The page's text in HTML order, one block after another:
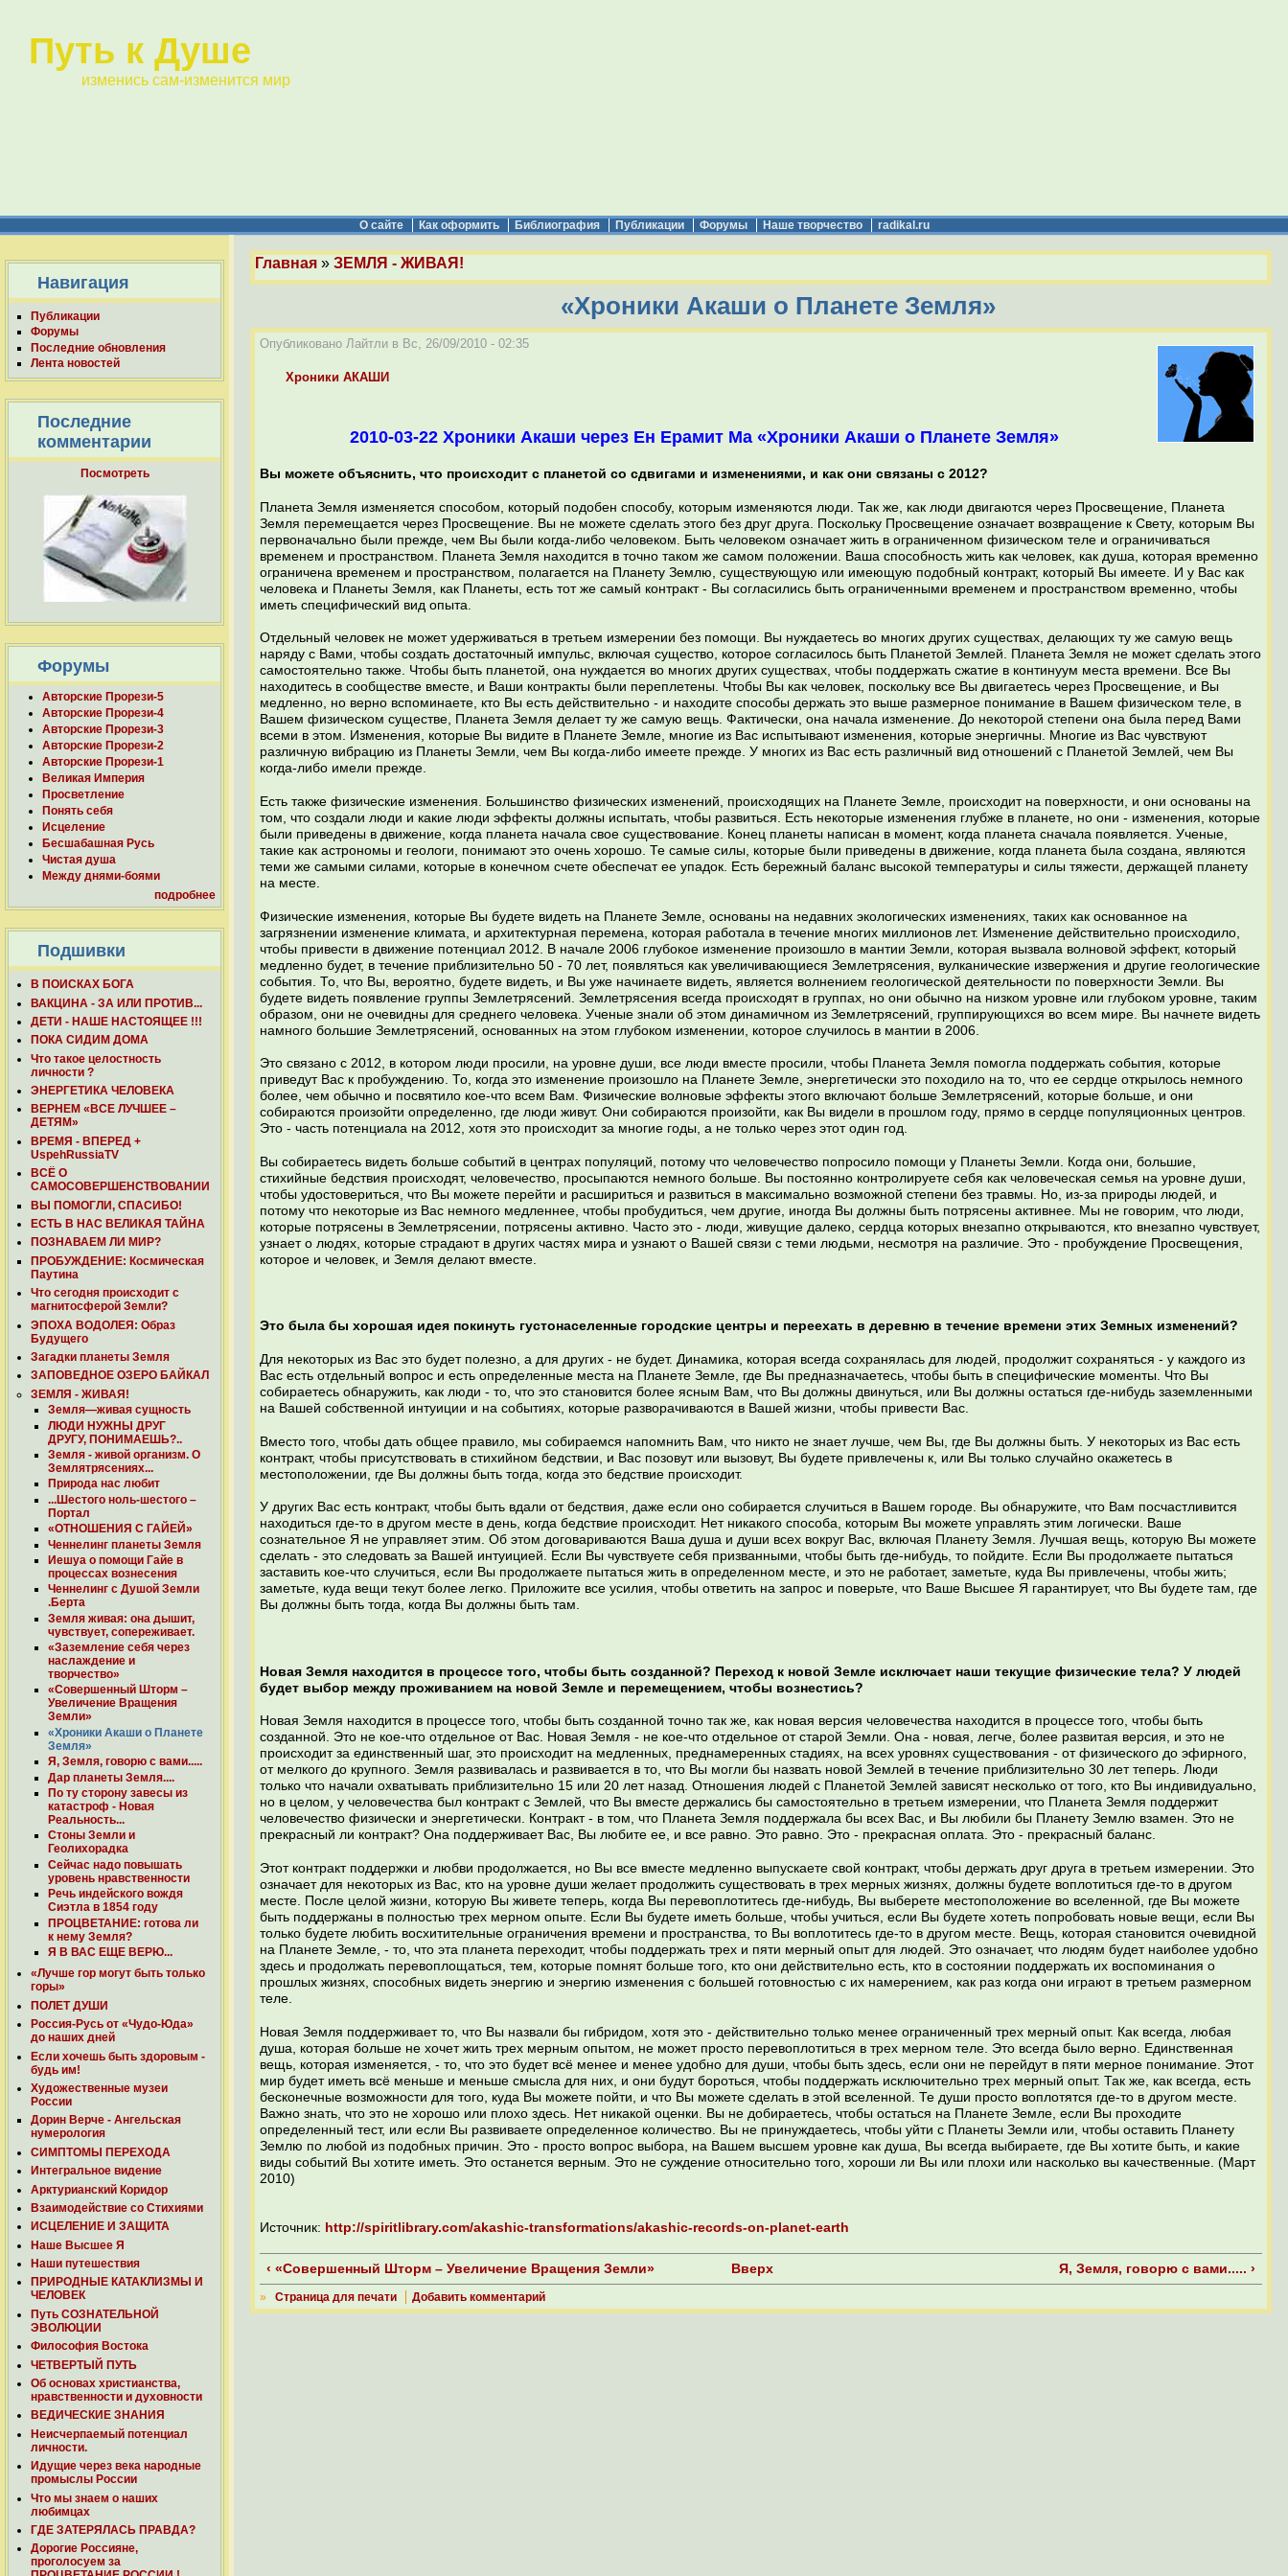
Путь к Душе
изменись сам-изменится мир
О сайте Как оформить Библиография Публикации Форумы Наше творчество radikal.ru
Навигация
Публикации
Форумы
Последние обновления
Лента новостей
Последние
комментарии
Посмотреть
Форумы
Авторские Прорези-5
Авторские Прорези-4
Авторские Прорези-3
Авторские Прорези-2
Авторские Прорези-1
Великая Империя
Просветление
Понять себя
Исцеление
Бесшабашная Русь
Чистая душа
Между днями-боями
подробнее
Подшивки
В ПОИСКАХ БОГА
ВАКЦИНА - ЗА ИЛИ ПРОТИВ...
ДЕТИ - НАШЕ НАСТОЯЩЕЕ !!!
ПОКА СИДИМ ДОМА
Что такое целостность
личности ?
ЭНЕРГЕТИКА ЧЕЛОВЕКА
ВЕРНЕМ «ВСЕ ЛУЧШЕЕ –
ДЕТЯМ»
ВРЕМЯ - ВПЕРЕД +
UspehRussiaTV
ВСЁ О
САМОСОВЕРШЕНСТВОВАНИИ
ВЫ ПОМОГЛИ, СПАСИБО!
ЕСТЬ В НАС ВЕЛИКАЯ ТАЙНА
ПОЗНАВАЕМ ЛИ МИР?
ПРОБУЖДЕНИЕ: Космическая
Паутина
Что сегодня происходит с
магнитосферой Земли?
ЭПОХА ВОДОЛЕЯ: Образ
Будущего
Загадки планеты Земля
ЗАПОВЕДНОЕ ОЗЕРО БАЙКАЛ
ЗЕМЛЯ - ЖИВАЯ!
Земля—живая сущность
ЛЮДИ НУЖНЫ ДРУГ
ДРУГУ, ПОНИМАЕШЬ?..
Земля - живой организм. О
Землятрясениях...
Природа нас любит
...Шестого ноль-шестого –
Портал
«ОТНОШЕНИЯ С ГАЙЕЙ»
Ченнелинг планеты Земля
Иешуа о помощи Гайе в
процессах вознесения
Ченнелинг с Душой Земли
.Берта
Земля живая: она дышит,
чувствует, сопереживает.
«Заземление себя через
наслаждение и
творчество»
«Совершенный Шторм –
Увеличение Вращения
Земли»
«Хроники Акаши о Планете
Земля»
Я, Земля, говорю с вами.....
Дар планеты Земля....
По ту сторону завесы из
катастроф - Новая
Реальность...
Стоны Земли и
Геолихорадка
Сейчас надо повышать
уровень нравственности
Речь индейского вождя
Сиэтла в 1854 году
ПРОЦВЕТАНИЕ: готова ли
к нему Земля?
Я В ВАС ЕЩЕ ВЕРЮ...
«Лучше гор могут быть только
горы»
ПОЛЕТ ДУШИ
Россия-Русь от «Чудо-Юда»
до наших дней
Если хочешь быть здоровым -
будь им!
Художественные музеи
России
Дорин Верче - Ангельская
нумерология
СИМПТОМЫ ПЕРЕХОДА
Интегральное видение
Арктурианский Коридор
Взаимодействие со Стихиями
ИСЦЕЛЕНИЕ И ЗАЩИТА
Наше Высшее Я
Наши путешествия
ПРИРОДНЫЕ КАТАКЛИЗМЫ И
ЧЕЛОВЕК
Путь СОЗНАТЕЛЬНОЙ
ЭВОЛЮЦИИ
Философия Востока
ЧЕТВЕРТЫЙ ПУТЬ
Об основах христианства,
нравственности и духовности
ВЕДИЧЕСКИЕ ЗНАНИЯ
Неисчерпаемый потенциал
личности.
Идущие через века народные
промыслы России
Что мы знаем о наших
любимцах
ГДЕ ЗАТЕРЯЛАСЬ ПРАВДА?
Дорогие Россияне,
проголосуем за
Главная » ЗЕМЛЯ - ЖИВАЯ!
«Хроники Акаши о Планете Земля»
Опубликовано Лайтли в Вс, 26/09/2010 - 02:35
Хроники АКАШИ
2010-03-22 Хроники Акаши через Ен Ерамит Ма «Хроники Акаши о Планете Земля»
Вы можете объяснить, что происходит с планетой со сдвигами и изменениями, и как они связаны с 2012?
Планета Земля изменяется способом, который подобен способу, которым изменяются люди. Так же, как люди двигаются через Просвещение, Планета
Земля перемещается через Просвещение. Вы не можете сделать этого без друг друга. Поскольку Просвещение означает возвращение к Свету, которым Вы
первоначально были прежде, чем Вы были когда-либо человеком. Быть человеком означает жить в ограниченном физическом теле и ограничиваться
временем и пространством. Планета Земля находится в точно таком же самом положении. Ваша способность жить как человек, как душа, которая временно
ограничена временем и пространством, полагается на Планету Землю, существующую или имеющую подобный контракт, который Вы имеете. И у Вас как
человека и Планеты Земля, как Планеты, есть тот же самый контракт - Вы согласились быть ограниченными временем и пространством временно, чтобы
иметь специфический вид опыта.
Отдельный человек не может удерживаться в третьем измерении без помощи. Вы нуждаетесь во многих других существах, делающих ту же самую вещь
наряду с Вами, чтобы создать достаточный импульс, включая существо, которое согласилось быть Планетой Землей. Планета Земля не может сделать этого
самостоятельно также. Чтобы быть планетой, она нуждается во многих других существах, чтобы поддержать сжатие в континуум места времени. Все Вы
находитесь в сообществе вместе, и Ваши контракты были переплетены. Чтобы Вы как человек, поскольку все Вы двигаетесь через Просвещение, и Вы
медленно, но верно вспоминаете, кто Вы есть действительно - и находите способы держать это выше размерное понимание в Вашем физическом теле, в
Вашем физическом существе, Планета Земля делает ту же самую вещь. Фактически, она начала изменение. До некоторой степени она была перед Вами
всеми в этом. Изменения, которые Вы видите в Планете Земле, многие из Вас испытывают изменения, которые энергичны. Многие из Вас чувствуют
различную вибрацию из Планеты Земли, чем Вы когда-либо имеете прежде. У многих из Вас есть различный вид отношений с Планетой Землей, чем Вы
когда-либо имели прежде.
Есть также физические изменения. Большинство физических изменений, происходящих на Планете Земле, происходит на поверхности, и они основаны на
том, что создали люди и какие люди эффекты должны испытать, чтобы развиться. Есть некоторые изменения глубже в планете, но они - изменения, которые
были приведены в движение, когда планета начала свое существование. Конец планеты написан в момент, когда планета сначала появляется. Ученые,
такие как астрономы и геологи, понимают это очень хорошо. Те самые силы, которые были приведены в движение, когда планета была создана, являются
теми же самыми силами, которые в конечном счете обеспечат ее упадок. Есть бережный баланс высокой температуры и силы тяжести, держащей планету
на месте.
Физические изменения, которые Вы будете видеть на Планете Земле, основаны на недавних экологических изменениях, таких как основанное на
загрязнении изменение климата, и архитектурная перемена, которая работала в течение многих миллионов лет. Изменение действительно происходило,
чтобы привести в движение потенциал 2012. В начале 2006 глубокое изменение произошло в мантии Земли, которая вызвала волновой эффект, который
медленно будет, в течение приблизительно 50 - 70 лет, появляться как увеличивающиеся Землетрясения, вулканические извержения и другие геологические
события. То, что Вы, вероятно, будете видеть, и Вы уже начинаете видеть, является волнением геологической деятельности по поверхности Земли. Вы
будете видеть появление группы Землетрясений. Землетрясения всегда происходят в группах, но они обычно на низком уровне или глубоком уровне, таким
образом, они не очевидны для среднего человека. Ученые знали об этом динамичном из Землетрясений, группирующихся во всем мире. Вы начнете видеть
намного большие Землетрясений, основанных на этом глубоком изменении, которое случилось в мантии в 2006.
Это связано с 2012, в котором люди просили, на уровне души, все люди вместе просили, чтобы Планета Земля помогла поддержать события, которые
приведут Вас к пробуждению. То, когда это изменение произошло на Планете Земле, энергетически это походило на то, что ее сердце открылось немного
более, чем обычно и посвятило кое-что всем Вам. Физические волновые эффекты этого включают больше Землетрясений, которые больше, и они
собираются произойти определенно, где люди живут. Они собираются произойти, как Вы видели в прошлом году, прямо в сердце популяционных центров.
Это - часть потенциала на 2012, хотя это происходит за многие годы, а не только через этот один год.
Вы собираетесь видеть больше событий в центрах популяций, потому что человечество попросило помощи у Планеты Земли. Когда они, большие,
стихийные бедствия происходят, человечество, просыпаются немного больше. Вы постоянно контролируете себя как человеческая семья на уровне души,
чтобы удостовериться, что Вы можете перейти и расшириться и развиться в максимально возможной степени без травмы. Но, из-за природы людей, и
потому что некоторые из Вас немного медленнее, чтобы пробудиться, чем другие, иногда Вы должны быть потрясены активнее. Мы не говорим, что люди,
которые потрясены в Землетрясении, потрясены активно. Часто это - люди, живущие далеко, сердца которых внезапно открываются, кто внезапно чувствует,
узнает о людях, которые страдают в других частях мира и узнают о Вашей связи с теми людьми, несмотря на различие. Это - пробуждение Просвещения,
которое и человек, и Земля делают вместе.
Это была бы хорошая идея покинуть густонаселенные городские центры и переехать в деревню в течение времени этих Земных изменений?
Для некоторых из Вас это будет полезно, а для других - не будет. Динамика, которая всегда сохранялась для людей, продолжит сохраняться - у каждого из
Вас есть отдельный вопрос и есть определенные места на Планете Земле, где Вы предназначаетесь, чтобы быть в специфические моменты. Что Вы
собираетесь обнаружить, как люди - то, что это становится более ясным Вам, что Вы должны двинуться, или Вы должны остаться где-нибудь заземленными
на Вашей собственной интуиции и на событиях, которые разворачиваются в Вашей жизни, чтобы привести Вас.
Вместо того, чтобы дать общее правило, мы собираемся напомнить Вам, что никто не знает лучше, чем Вы, где Вы должны быть. У некоторых из Вас есть
контракт, чтобы присутствовать в стихийном бедствии, и Вас позовут или вызовут, Вы будете привлечены к, или Вы только случайно окажетесь в
местоположении, где Вы должны быть тогда, когда это бедствие происходит.
У других Вас есть контракт, чтобы быть вдали от бедствия, даже если оно собирается случиться в Вашем городе. Вы обнаружите, что Вам посчастливится
находиться где-то в другом месте в день, когда бедствие происходит. Нет никакого способа, которым Вы можете управлять этим логически. Ваше
сознательное Я не управляет этим. Об этом договариваются Ваша душа и души всех вокруг Вас, включая Планету Земля. Лучшая вещь, которую Вы можете
сделать - это следовать за Вашей интуицией. Если Вы чувствуете себя призванными, чтобы быть где-нибудь, то пойдите. Если Вы продолжаете пытаться
заставить кое-что случиться, если Вы продолжаете пытаться жить в определенном месте, и это не работает, заметьте, куда Вы привлечены, чтобы жить;
заметьте, куда вещи текут более легко. Приложите все усилия, чтобы ответить на запрос и поверьте, что Ваше Высшее Я гарантирует, что Вы будете там, где
Вы должны быть тогда, когда Вы должны быть там.
Новая Земля находится в процессе того, чтобы быть созданной? Переход к новой Земле исключает наши текущие физические тела? У людей
будет выбор между проживанием на новой Земле и перемещением, чтобы вознестись?
Новая Земля находится в процессе того, чтобы быть созданной точно так же, как новая версия человечества находится в процессе того, чтобы быть
созданной. Это не кое-что отдельное от Вас. Новая Земля - не кое-что отдельное от старой Земли. Она - новая, легче, более развитая версия, и это не
происходит за единственный шаг, это происходит на медленных, преднамеренных стадиях, на всех уровнях существования - от физического до эфирного,
от мелкого до крупного. Земля развивалась и развивается в то, что Вы могли бы назвать новой Землей в течение приблизительно 30 лет теперь. Люди
только что начали охватывать приблизительно 15 или 20 лет назад. Отношения людей с Планетой Землей зависят несколько от того, кто Вы индивидуально,
но в целом, у человечества был контракт с Землей, что Вы вместе держались бы самостоятельно в третьем измерении, что Планета Земля поддержит
человечество физически и энергетически. Контракт - в том, что Планета Земля поддержала бы всех Вас, и Вы любили бы Планету Землю взамен. Это не
прекрасный ли контракт? Она поддерживает Вас, Вы любите ее, и все равно. Это равно. Это - прекрасная оплата. Это - прекрасный баланс.
Этот контракт поддержки и любви продолжается, но Вы все вместе медленно выпускаете свой контракт, чтобы держать друг друга в третьем измерении. Это
означает для некоторых из Вас, кто на уровне души желает продолжить существовать в трех мерных жизнях, должны будете воплотиться где-то в другом
месте. После целой жизни, которую Вы живете теперь, когда Вы перевоплотитесь где-нибудь, Вы выберете местоположение во вселенной, где Вы можете
быть поддержаны в полностью трех мерном опыте. Если Вы будете иметь больше, чтобы учиться, если Вы будете хотеть попробовать новые вещи, если Вы
только будете любить восхитительные ограничения времени и пространства, то Вы воплотитесь где-то в другом месте. Вещь, которая становится очевидной
на Планете Земле, - то, что эта планета переходит, чтобы поддержать трех и пяти мерный опыт для людей. Это означает, что людям будет наиболее удобно
здесь и продолжать перевоплощаться, тем, которые помнят больше того, кто они действительно есть, кто в состоянии поддержать их воспоминания о
прошлых жизнях, способных видеть энергию и энергию изменения с большей готовностью с их намерением, как раз когда они играют в третьем размерном
теле.
Новая Земля поддерживает то, что Вы назвали бы гибридом, хотя это - действительно только менее ограниченный трех мерный опыт. Как всегда, любая
душа, которая больше не хочет жить трех мерным опытом, не может просто перевоплотиться в трех мерном теле. Это всегда было верно. Единственная
вещь, которая изменяется, - то, что это будет всё менее и менее удобно для души, чтобы быть здесь, если они не перейдут в пяти мерное понимание. Этот
мир будет иметь всё меньше и меньше смысла для них, и они будут бороться, чтобы поддержать исключительно трех мерный опыт. Так же, как всегда, есть
бесконечные возможности для того, куда Вы можете пойти, и что Вы можете сделать в этой вселенной. Те души просто воплотятся где-то в другом месте.
Важно знать, что это не хорошо или плохо здесь. Нет никакой оценки. Вы не добираетесь, чтобы остаться на Планете Земле, если Вы проходите
определенный тест, или если Вы развиваете определенное количество. Вы не принуждаетесь, чтобы уйти с Планеты Земли или, чтобы оставить Планету
Землю по любой из подобных причин. Это - просто вопрос выбора, на Вашем высшем уровне как душа, Вы всегда выбираете, где Вы хотите быть, и какие
виды событий Вы хотите иметь. Это останется верным. Это не суждение относительно того, хороши ли Вы или плохи или насколько вы качественные. (Март
2010)
Источник: http://spiritlibrary.com/akashic-transformations/akashic-records-on-planet-earth
‹ «Совершенный Шторм – Увеличение Вращения Земли» Вверх Я, Земля, говорю с вами..... ›
» Страница для печати Добавить комментарий